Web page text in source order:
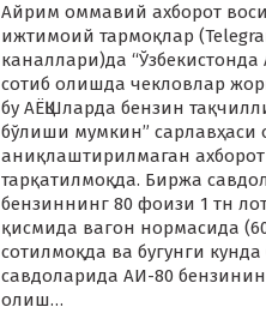
Айрим оммавий ахборот
ижтимоий тармоқлар
каналлари)да
сотиб олишда чекловлар
бу АЁҚШларда бензин
бўлиши мумкин” сарлавҳаси
аниқлаштирилмаган ахборот
тарқатилмоқда. Биржа
бензиннинг 80 фоизи 1 тн
қисмида вагон нормасида
сотилмоқда ва бугунги
савдоларида АИ-80
олиш…